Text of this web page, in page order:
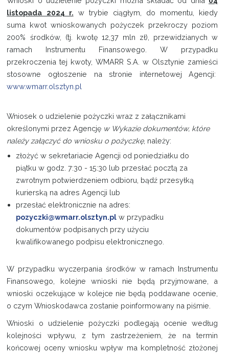
listopada 2024 r. w trybie ciągłym, do momentu, kiedy
suma kwot wnioskowanych pożyczek przekroczy poziom
200% środków, (tj. kwotę 12,37 mln zł), przewidzianych w
ramach Instrumentu Finansowego. W przypadku
przekroczenia tej kwoty, WMARR S.A. w Olsztynie zamieści
stosowne ogłoszenie na stronie internetowej Agencji:
www.wmarr.olsztyn.pl
Wniosek o udzielenie pożyczki wraz z załącznikami
określonymi przez Agencję w Wykazie dokumentów, które
należy załączyć do wniosku o pożyczkę, należy:
złożyć w sekretariacie Agencji od poniedziałku do
piątku w godz. 7:30 - 15:30 lub przesłać pocztą za
zwrotnym potwierdzeniem odbioru, bądź przesyłką
kurierską na adres Agencji lub
przesłać elektronicznie na adres:
pozyczki@wmarr.olsztyn.pl w przypadku
dokumentów podpisanych przy użyciu
kwalifikowanego podpisu elektronicznego.
W przypadku wyczerpania środków w ramach Instrumentu
Finansowego, kolejne wnioski nie będą przyjmowane, a
wnioski oczekujące w kolejce nie będą poddawane ocenie,
o czym Wnioskodawca zostanie poinformowany na piśmie.
Wnioski o udzielenie pożyczki podlegają ocenie według
kolejności wpływu, z tym zastrzeżeniem, że na termin
końcowej oceny wniosku wpływ ma kompletność złożonej